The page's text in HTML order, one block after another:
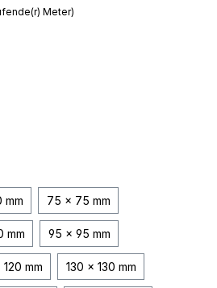
Meter)
mm 75 x 75 mm
mm 95 x 95 mm
mm 130 x 130 mm